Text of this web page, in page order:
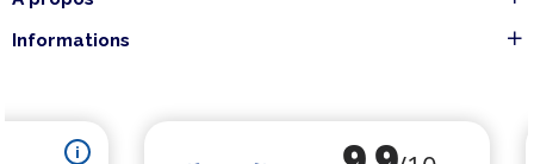
Informations